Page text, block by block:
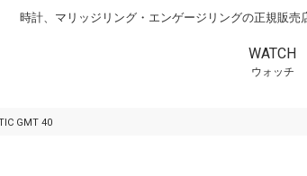
時計、マリッジリング・エンゲージリングの正規販売
WATCH
ウォッチ
GMT 40